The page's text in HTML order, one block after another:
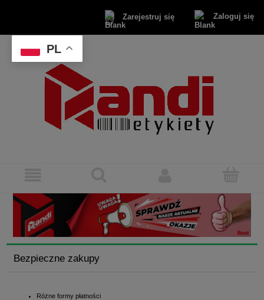
Zarejestruj się Zaloguj się
Bezpieczne zakupy
Różne formy płatności
PL